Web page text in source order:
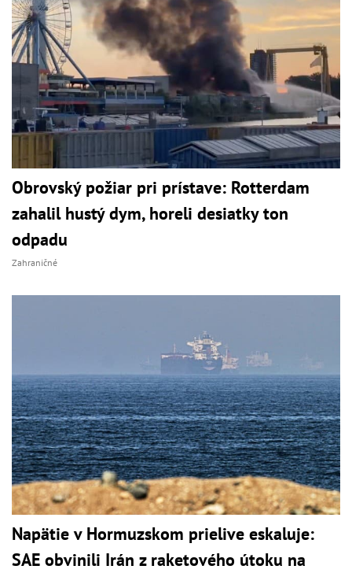
Obrovský požiar pri prístave: Rotterdam
zahalil hustý dym, horeli desiatky ton
odpadu
Zahraničné
Napätie v Hormuzskom prielive eskaluje:
SAE obvinili Irán z raketového útoku na